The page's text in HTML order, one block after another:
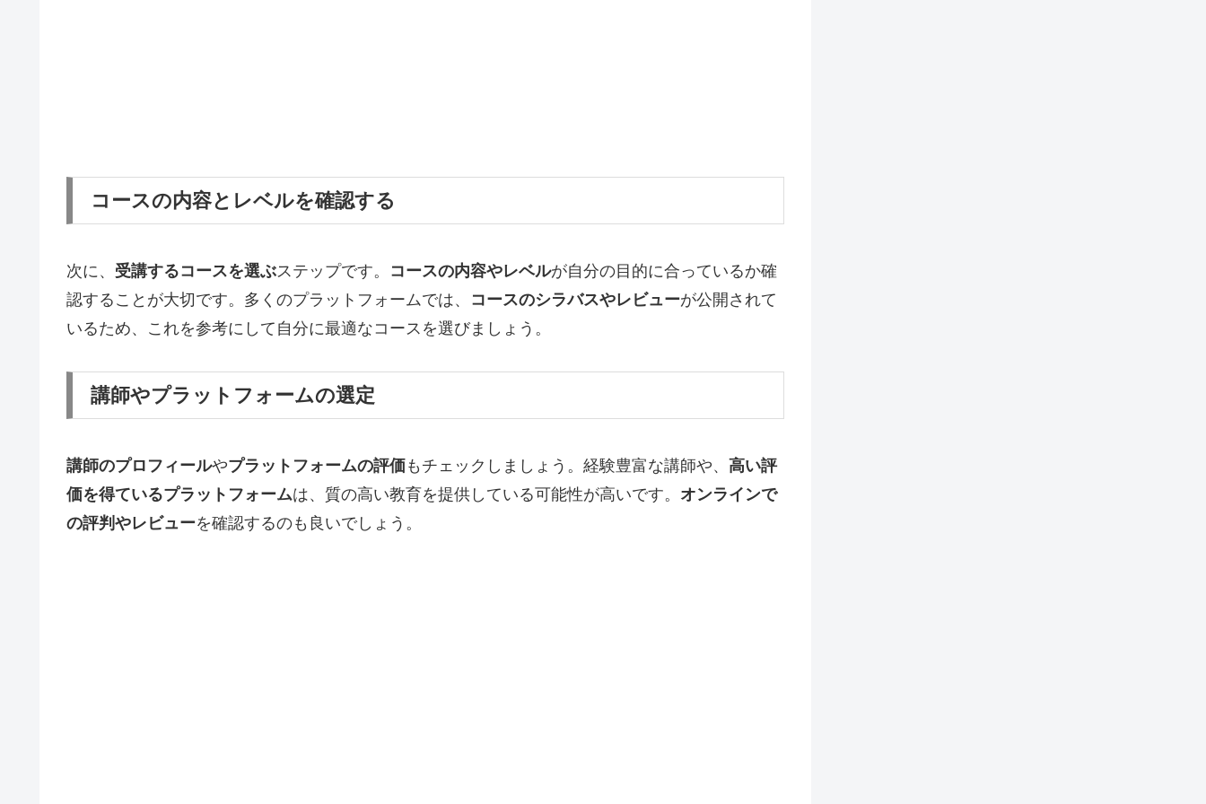
コースの内容とレベルを確認する
次に、 受講するコースを選ぶステップです。 コースの内容やレベルが自分の目的に合っているか確
認することが大切です。多くのプラットフォームでは、 コースのシラバスやレビューが公開されて
いるため、これを参考にして自分に最適なコースを選びましょう。
講師やプラットフォームの選定
講師のプロフィールやプラットフォームの評価もチェックしましょう。経験豊富な講師や、 高い評
価を得ているプラットフォームは、質の高い教育を提供している可能性が高いです。 オンラインで
の評判やレビューを確認するのも良いでしょう。